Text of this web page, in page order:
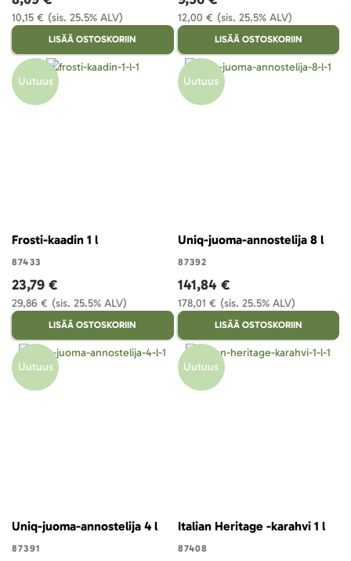
(sis. 25.5% ALV)
10,15 €
LISÄÄ OSTOSKORIIN
(sis. 25.5% ALV)
12,00 €
LISÄÄ OSTOSKORIIN
Uutuus
Frosti-kaadin 1 l
87433
(sis. 25.5% ALV)
29,86 €
23,79 €
LISÄÄ OSTOSKORIIN
Uutuus
Uniq-juoma-annostelija 8 l
87392
(sis. 25.5% ALV)
178,01 €
141,84 €
LISÄÄ OSTOSKORIIN
Uutuus
Uniq-juoma-annostelija 4 l
87391
Uutuus
Italian Heritage -karahvi 1 l
87408